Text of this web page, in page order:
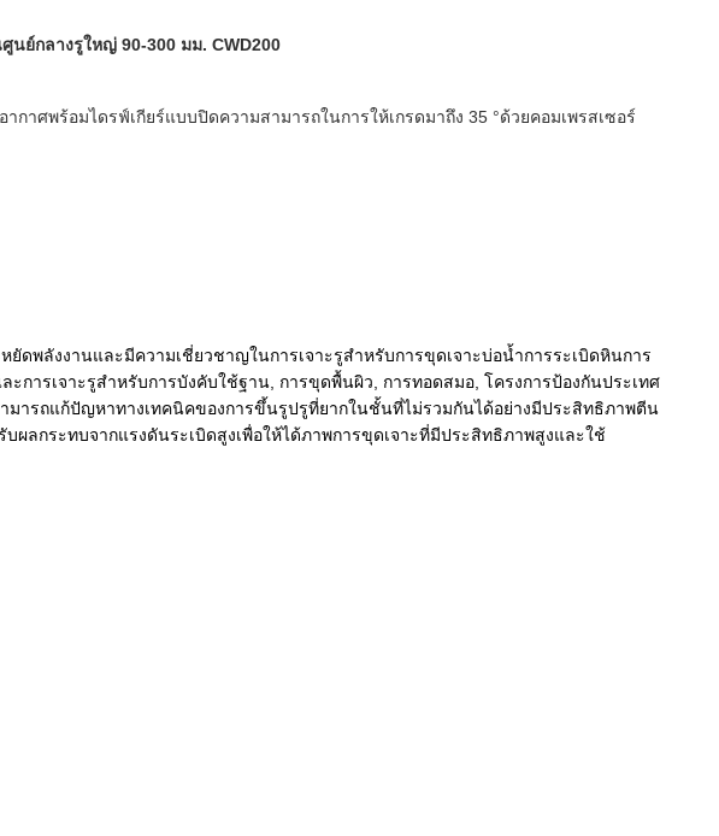
ย์กลางรูใหญ่ 90-300 มม. CWD200
ศพร้อมไดรฟ์เกียร์แบบปิดความสามารถในการให้เกรดมาถึง 35 °ด้วยคอมเพรสเซอร์
พลังงานและมีความเชี่ยวชาญในการเจาะรูสำหรับการขุดเจาะบ่อน้ำการระเบิดหินการ
ารเจาะรูสำหรับการบังคับใช้ฐาน, การขุดพื้นผิว, การทอดสมอ, โครงการป้องกันประเทศ
มารถแก้ปัญหาทางเทคนิคของการขึ้นรูปรูที่ยากในชั้นที่ไม่รวมกันได้อย่างมีประสิทธิภาพตีน
ลกระทบจากแรงดันระเบิดสูงเพื่อให้ได้ภาพการขุดเจาะที่มีประสิทธิภาพสูงและใช้